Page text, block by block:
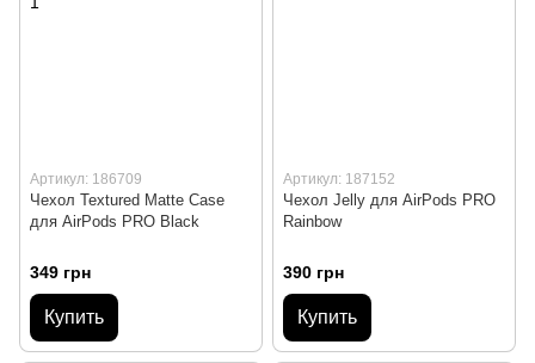
Артикул: 186709
Чехол Textured Matte Case
для AirPods PRO Black
349 грн
Купить
Артикул: 187152
Чехол Jelly для AirPods PRO
Rainbow
390 грн
Купить